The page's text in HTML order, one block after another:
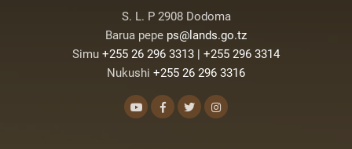
S. L. P 2908 Dodoma
Barua pepe ps@lands.go.tz
Simu +255 26 296 3313 | +255 296 3314
Nukushi +255 26 296 3316